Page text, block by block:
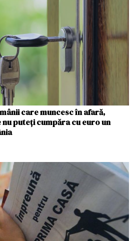
care muncesc în afară,
nu puteți cumpăra cu euro un